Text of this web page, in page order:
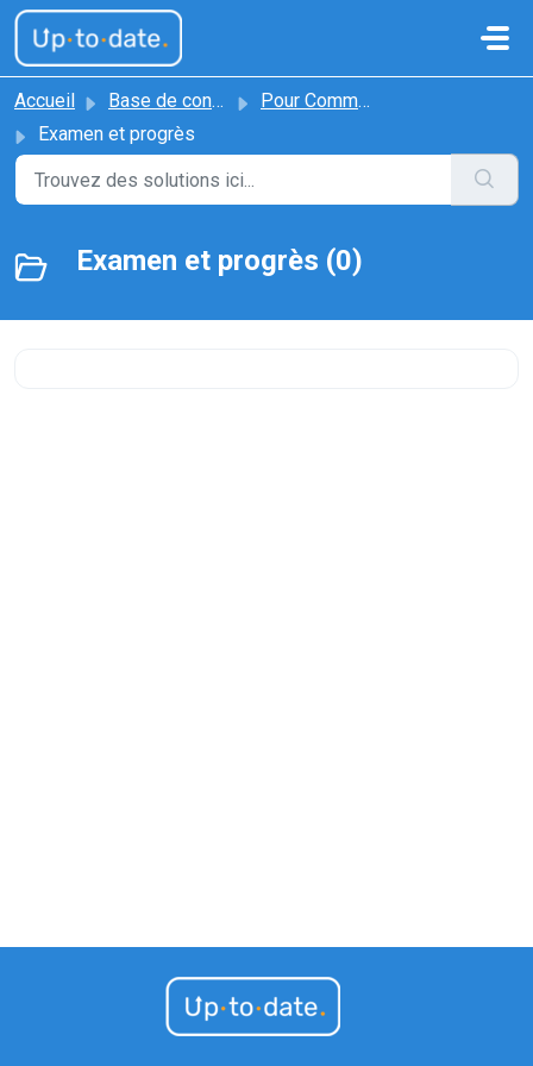
Passer au contenu principal
Accueil Base de connaissances
Pour Commencer
Examen et progrès
Examen et progrès (0)